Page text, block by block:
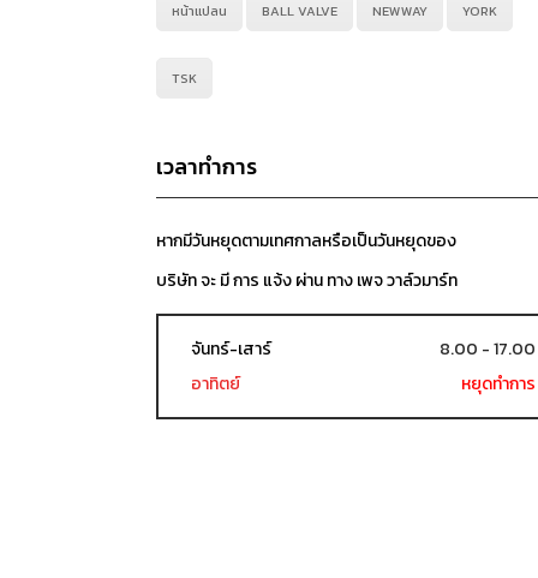
หน้าแปลน BALL VALVE NEWWAY YORK
TSK
เวลาทำการ
หากมีวันหยุดตามเทศกาลหรือเป็นวันหยุดของ
บริษัท จะ มี การ แจ้ง ผ่าน ทาง เพจ วาล์วมาร์ท
จันทร์-เสาร์
8.00 - 17.00
อาทิตย์
หยุดทำการ